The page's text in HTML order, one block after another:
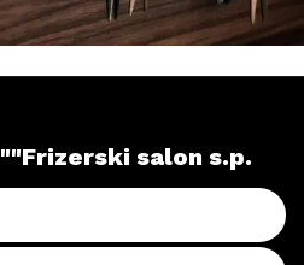
salon s.p.